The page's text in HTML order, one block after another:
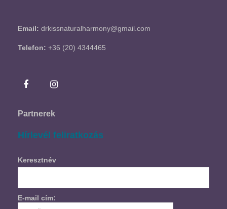
Email: drkissnaturalharmony@gmail.com
Telefon: +36 (20) 4344465
Partnerek
Hírlevél feliratkozás
Keresztnév
E-mail cím: